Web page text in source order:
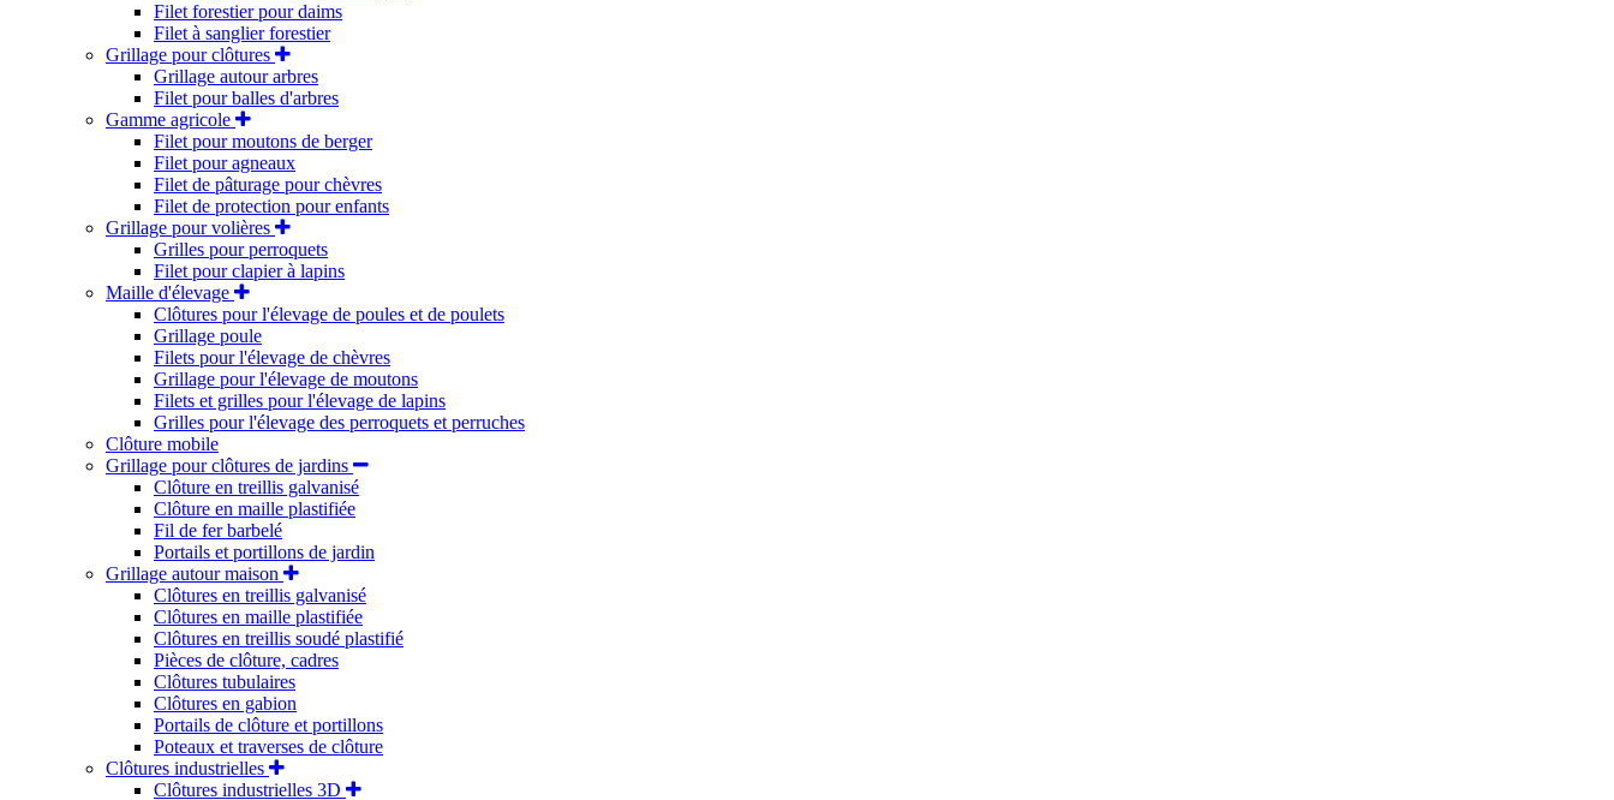
Filet forestier pour daims
Filet à sanglier forestier
Grillage pour clôtures
Grillage autour arbres
Filet pour balles d'arbres
Gamme agricole
Filet pour moutons de berger
Filet pour agneaux
Filet de pâturage pour chèvres
Filet de protection pour enfants
Grillage pour volières
Grilles pour perroquets
Filet pour clapier à lapins
Maille d'élevage
Clôtures pour l'élevage de poules et de poulets
Grillage poule
Filets pour l'élevage de chèvres
Grillage pour l'élevage de moutons
Filets et grilles pour l'élevage de lapins
Grilles pour l'élevage des perroquets et perruches
Clôture mobile
Grillage pour clôtures de jardins
Clôture en treillis galvanisé
Clôture en maille plastifiée
Fil de fer barbelé
Portails et portillons de jardin
Grillage autour maison
Clôtures en treillis galvanisé
Clôtures en maille plastifiée
Clôtures en treillis soudé plastifié
Pièces de clôture, cadres
Clôtures tubulaires
Clôtures en gabion
Portails de clôture et portillons
Poteaux et traverses de clôture
Clôtures industrielles
Clôtures industrielles 3D